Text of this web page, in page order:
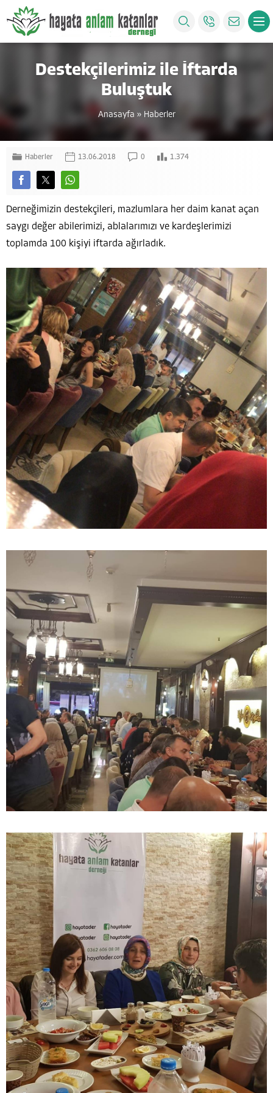
Destekçilerimiz ile İftarda
Buluştuk
Anasayfa » Haberler
Haberler 13.06.2018 0 1.374
Derneğimizin destekçileri, mazlumlara her daim kanat açan
saygı değer abilerimizi, ablalarımızı ve kardeşlerimizi
toplamda 100 kişiyi iftarda ağırladık.